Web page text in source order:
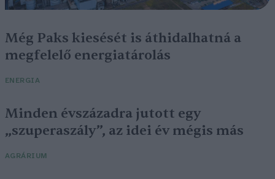
Még Paks kiesését is áthidalhatná a
megfelelő energiatárolás
ENERGIA
Minden évszázadra jutott egy
„szuperaszály”, az idei év mégis más
AGRÁRIUM